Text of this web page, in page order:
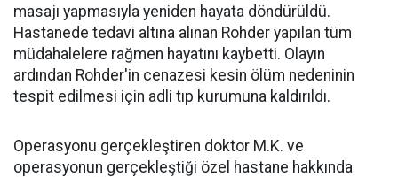
masajı yapmasıyla yeniden hayata döndürüldü.
Hastanede tedavi altına alınan Rohder yapılan tüm
müdahalelere rağmen hayatını kaybetti. Olayın
ardından Rohder'in cenazesi kesin ölüm nedeninin
tespit edilmesi için adli tıp kurumuna kaldırıldı.
Operasyonu gerçekleştiren doktor M.K. ve
operasyonun gerçekleştiği özel hastane hakkında